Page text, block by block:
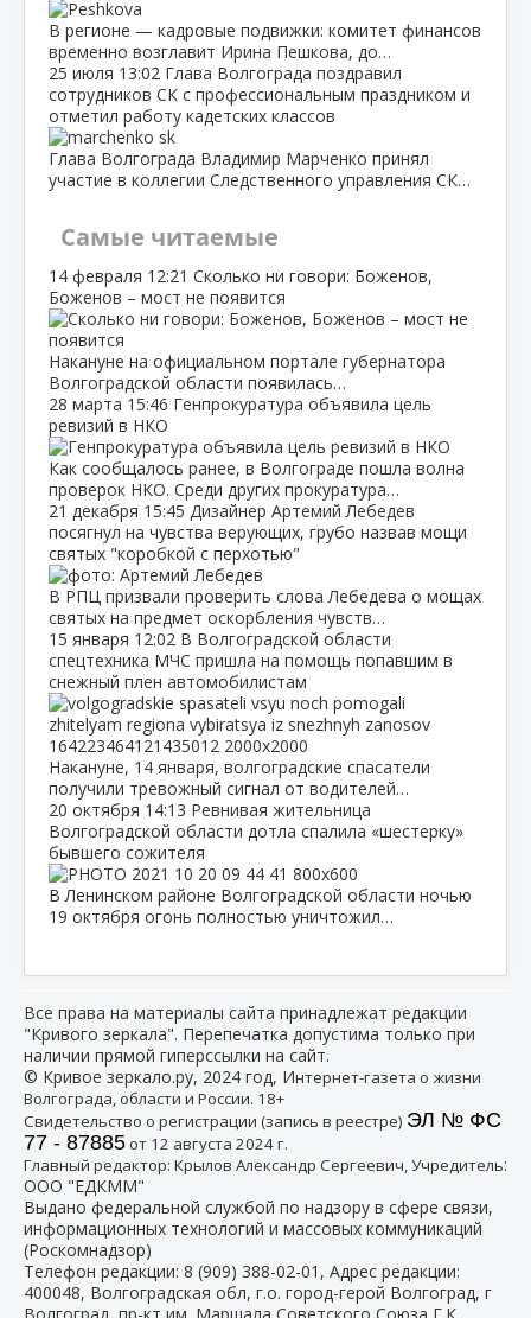
В регионе — кадровые подвижки: комитет финансов
временно возглавит Ирина Пешкова, до…
25 июля 13:02 Глава Волгограда поздравил
сотрудников СК с профессиональным праздником и
отметил работу кадетских классов
Глава Волгограда Владимир Марченко принял
участие в коллегии Следственного управления СК…
Самые читаемые
14 февраля 12:21 Сколько ни говори: Боженов,
Боженов – мост не появится
Накануне на официальном портале губернатора
Волгоградской области появилась…
28 марта 15:46 Генпрокуратура объявила цель
ревизий в НКО
Как сообщалось ранее, в Волгограде пошла волна
проверок НКО. Среди других прокуратура…
21 декабря 15:45 Дизайнер Артемий Лебедев
посягнул на чувства верующих, грубо назвав мощи
святых "коробкой с перхотью"
В РПЦ призвали проверить слова Лебедева о мощах
святых на предмет оскорбления чувств…
15 января 12:02 В Волгоградской области
спецтехника МЧС пришла на помощь попавшим в
снежный плен автомобилистам
Накануне, 14 января, волгоградские спасатели
получили тревожный сигнал от водителей…
20 октября 14:13 Ревнивая жительница
Волгоградской области дотла спалила «шестерку»
бывшего сожителя
В Ленинском районе Волгоградской области ночью
19 октября огонь полностью уничтожил…
Все права на материалы сайта принадлежат редакции
"Кривого зеркала". Перепечатка допустима только при
наличии прямой гиперссылки на сайт.
© Кривое зеркало.ру, 2024 год, Интернет-газета о жизни
Волгограда, области и России. 18+
Свидетельство о регистрации (запись в реестре) ЭЛ № ФС
77 - 87885от 12 августа 2024 г.
Главный редактор: Крылов Александр Сергеевич, Учредитель:
ООО "ЕДКММ"
Выдано федеральной службой по надзору в сфере связи,
информационных технологий и массовых коммуникаций
(Роскомнадзор)
Телефон редакции: 8 (909) 388-02-01 , Адрес редакции:
400048, Волгоградская обл, г.о. город-герой Волгоград, г